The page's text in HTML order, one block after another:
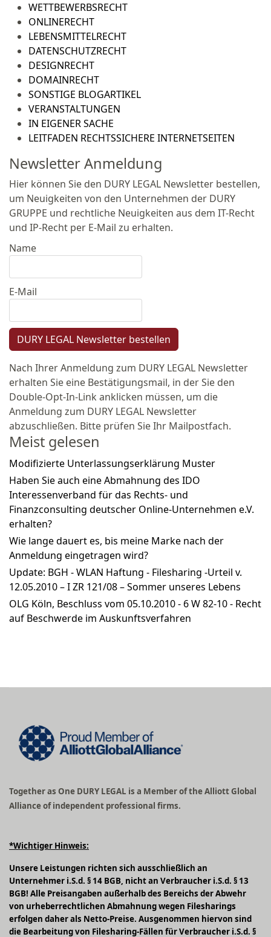
WETTBEWERBSRECHT
ONLINERECHT
LEBENSMITTELRECHT
DATENSCHUTZRECHT
DESIGNRECHT
DOMAINRECHT
SONSTIGE BLOGARTIKEL
VERANSTALTUNGEN
IN EIGENER SACHE
LEITFADEN RECHTSSICHERE INTERNETSEITEN
Newsletter Anmeldung
Hier können Sie den DURY LEGAL Newsletter bestellen,
um Neuigkeiten von den Unternehmen der DURY
GRUPPE und rechtliche Neuigkeiten aus dem IT-Recht
und IP-Recht per E-Mail zu erhalten.
Name
E-Mail
DURY LEGAL Newsletter bestellen
Nach Ihrer Anmeldung zum DURY LEGAL Newsletter
erhalten Sie eine Bestätigungsmail, in der Sie den
Double-Opt-In-Link anklicken müssen, um die
Anmeldung zum DURY LEGAL Newsletter
abzuschließen. Bitte prüfen Sie Ihr Mailpostfach.
Meist gelesen
Modifizierte Unterlassungserklärung Muster
Haben Sie auch eine Abmahnung des IDO
Interessenverband für das Rechts- und
Finanzconsulting deutscher Online-Unternehmen e.V.
erhalten?
Wie lange dauert es, bis meine Marke nach der
Anmeldung eingetragen wird?
Update: BGH - WLAN Haftung - Filesharing -Urteil v.
12.05.2010 – I ZR 121/08 – Sommer unseres Lebens
OLG Köln, Beschluss vom 05.10.2010 - 6 W 82-10 - Recht
auf Beschwerde im Auskunftsverfahren
Together as One DURY LEGAL is a Member of the Alliott Global
Alliance of independent professional firms.
*Wichtiger Hinweis:
Unsere Leistungen richten sich ausschließlich an
Unternehmer i.S.d. § 14 BGB, nicht an Verbraucher i.S.d. § 13
BGB! Alle Preisangaben außerhalb des Bereichs der Abwehr
von urheberrechtlichen Abmahnung wegen Filesharings
erfolgen daher als Netto-Preise. Ausgenommen hiervon sind
die Bearbeitung von Filesharing-Fällen für Verbraucher i.S.d. §